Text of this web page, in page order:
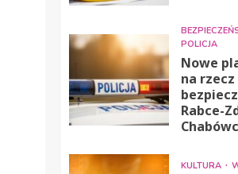
POLICJA
Nowe
na rzecz
Rabce-
KULTURA